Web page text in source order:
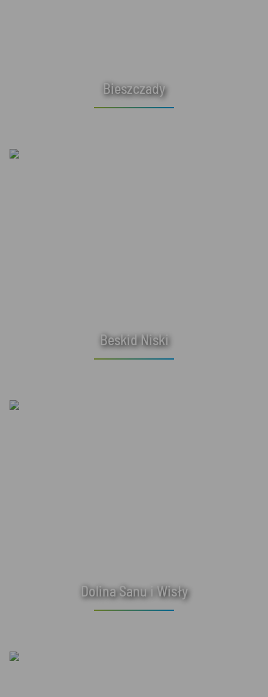
Bieszczady
Beskid Niski
Dolina Sanu i Wisły